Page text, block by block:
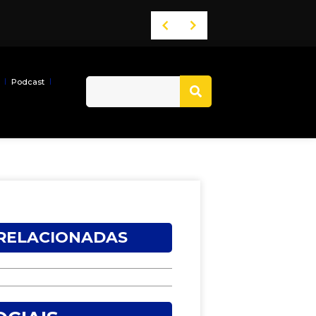
Neto
Podcast